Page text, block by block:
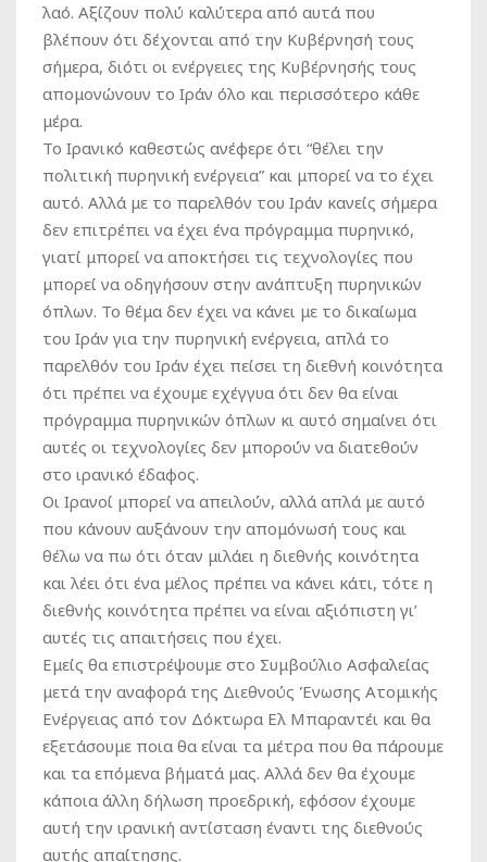
λαό. Αξίζουν πολύ καλύτερα από αυτά που
βλέπουν ότι δέχονται από την Κυβέρνησή τους
σήμερα, διότι οι ενέργειες της Κυβέρνησής τους
απομονώνουν το Ιράν όλο και περισσότερο κάθε
μέρα.
Το Ιρανικό καθεστώς ανέφερε ότι “θέλει την
πολιτική πυρηνική ενέργεια” και μπορεί να το έχει
αυτό. Αλλά με το παρελθόν του Ιράν κανείς σήμερα
δεν επιτρέπει να έχει ένα πρόγραμμα πυρηνικό,
γιατί μπορεί να αποκτήσει τις τεχνολογίες που
μπορεί να οδηγήσουν στην ανάπτυξη πυρηνικών
όπλων. Το θέμα δεν έχει να κάνει με το δικαίωμα
του Ιράν για την πυρηνική ενέργεια, απλά το
παρελθόν του Ιράν έχει πείσει τη διεθνή κοινότητα
ότι πρέπει να έχουμε εχέγγυα ότι δεν θα είναι
πρόγραμμα πυρηνικών όπλων κι αυτό σημαίνει ότι
αυτές οι τεχνολογίες δεν μπορούν να διατεθούν
στο ιρανικό έδαφος.
Οι Ιρανοί μπορεί να απειλούν, αλλά απλά με αυτό
που κάνουν αυξάνουν την απομόνωσή τους και
θέλω να πω ότι όταν μιλάει η διεθνής κοινότητα
και λέει ότι ένα μέλος πρέπει να κάνει κάτι, τότε η
διεθνής κοινότητα πρέπει να είναι αξιόπιστη γι’
αυτές τις απαιτήσεις που έχει.
Εμείς θα επιστρέψουμε στο Συμβούλιο Ασφαλείας
μετά την αναφορά της Διεθνούς Ένωσης Ατομικής
Ενέργειας από τον Δόκτωρα Ελ Μπαραντέι και θα
εξετάσουμε ποια θα είναι τα μέτρα που θα πάρουμε
και τα επόμενα βήματά μας. Αλλά δεν θα έχουμε
κάποια άλλη δήλωση προεδρική, εφόσον έχουμε
αυτή την ιρανική αντίσταση έναντι της διεθνούς
αυτής απαίτησης.